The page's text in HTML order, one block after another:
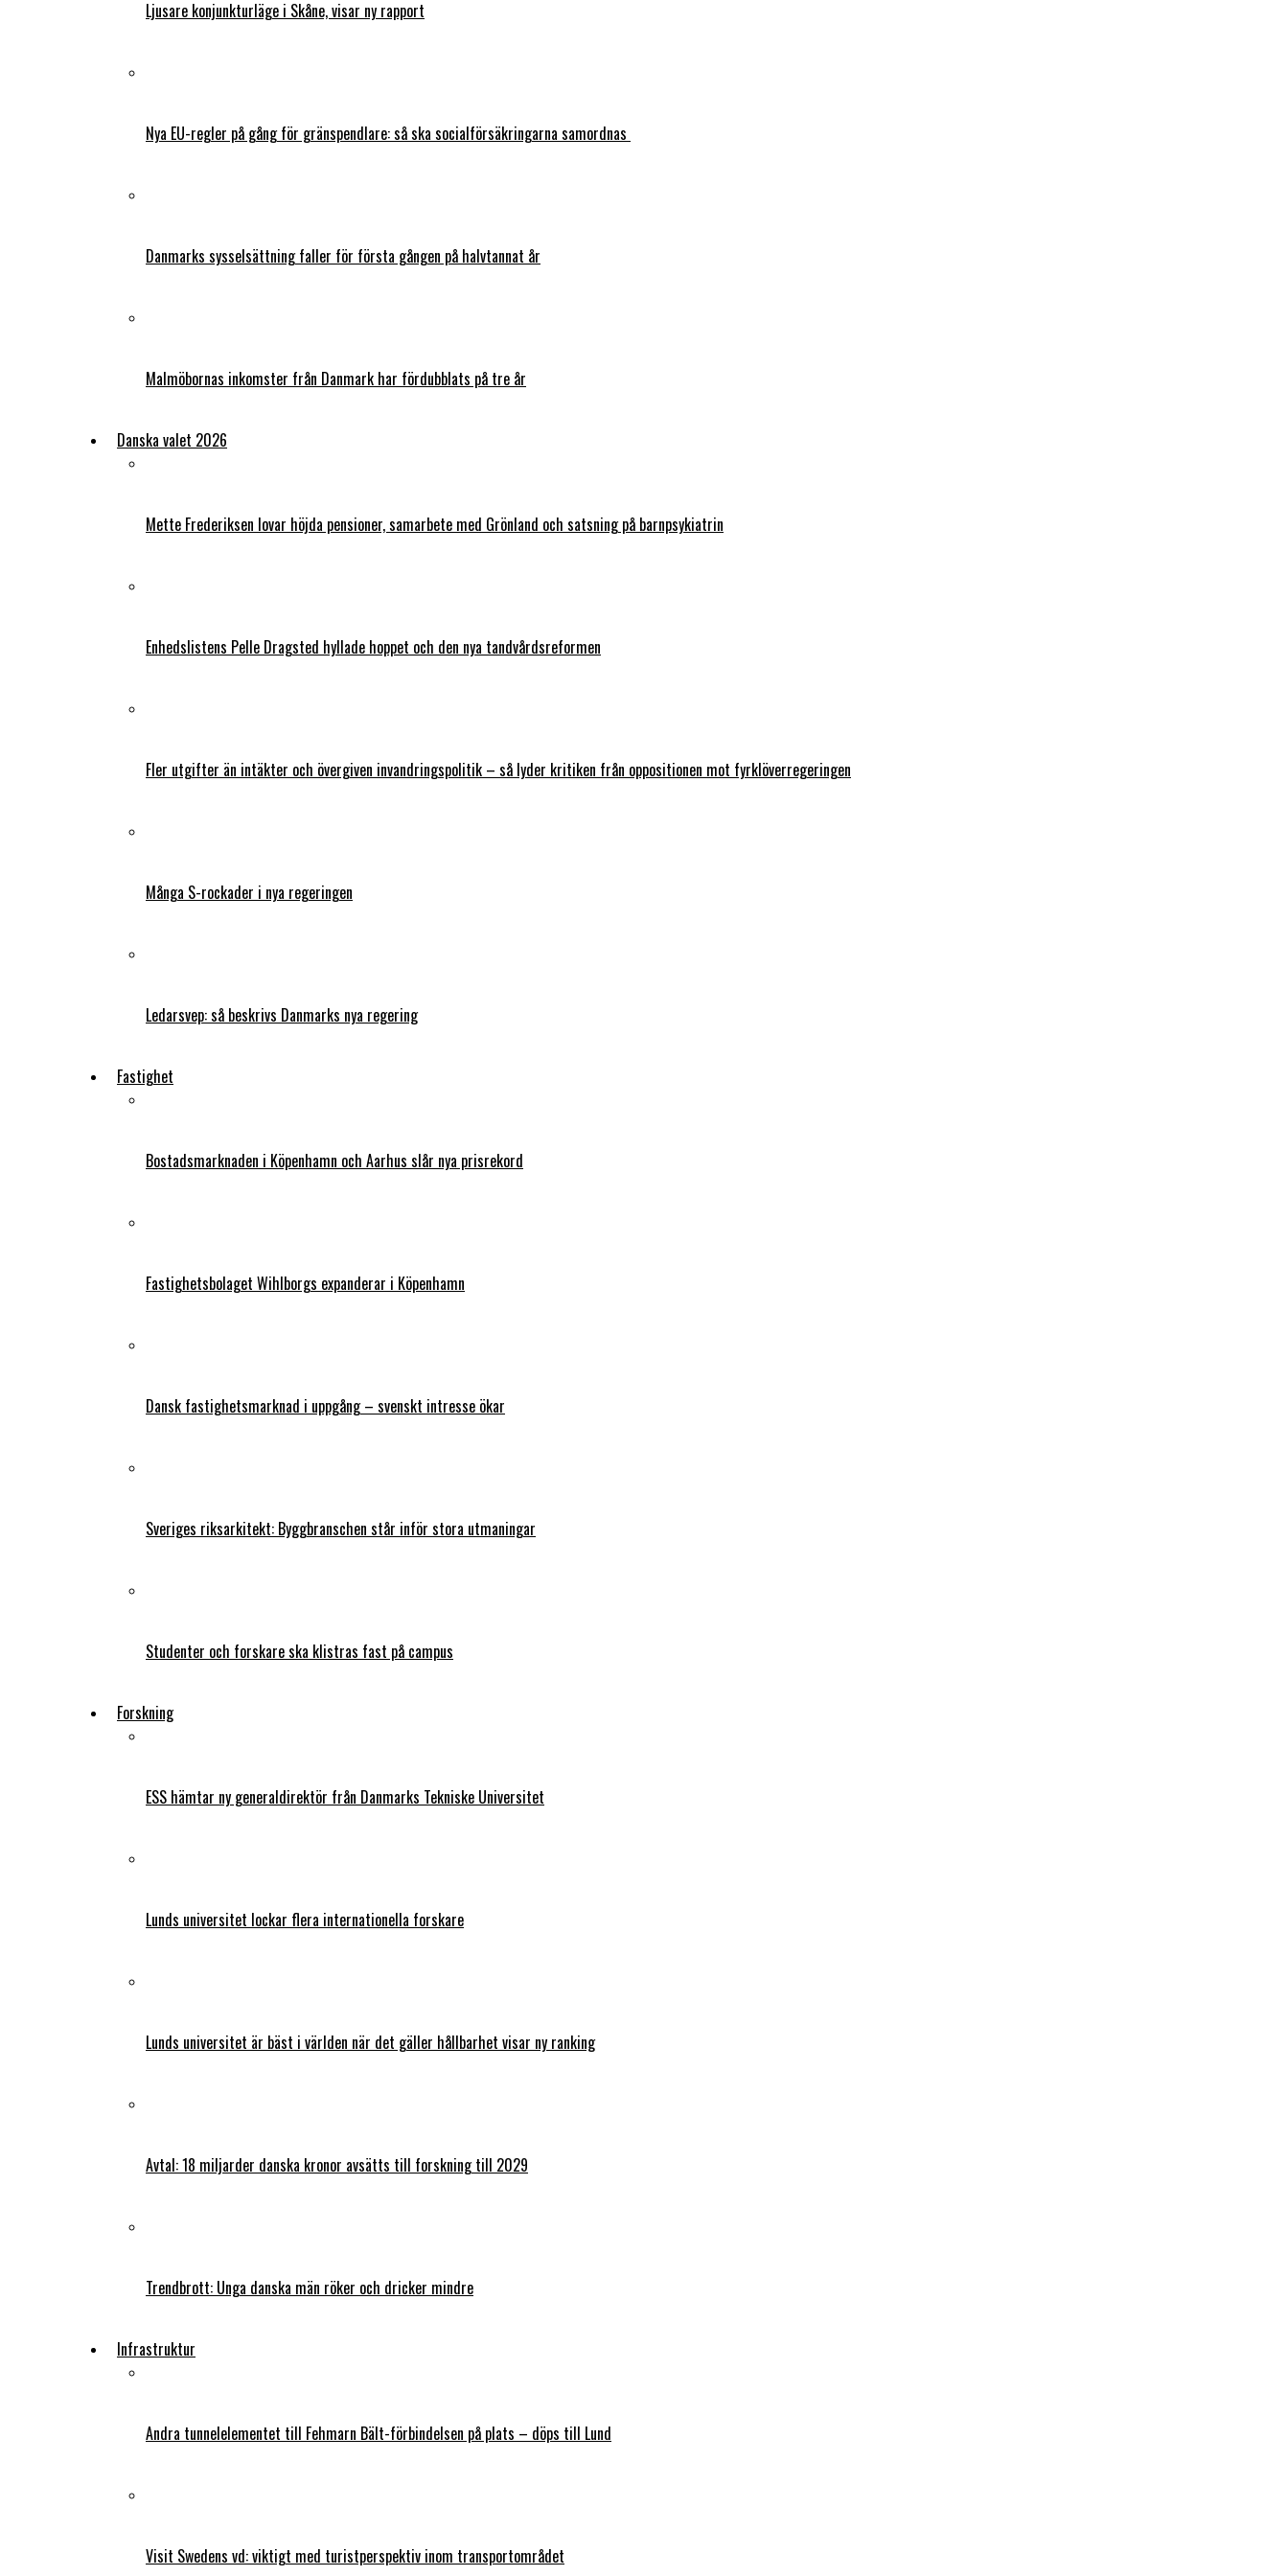
Ljusare konjunkturläge i Skåne, visar ny rapport
Nya EU-regler på gång för gränspendlare: så ska socialförsäkringarna samordnas
Danmarks sysselsättning faller för första gången på halvtannat år
Malmöbornas inkomster från Danmark har fördubblats på tre år
Danska valet 2026
Mette Frederiksen lovar höjda pensioner, samarbete med Grönland och satsning på barnpsykiatrin
Enhedslistens Pelle Dragsted hyllade hoppet och den nya tandvårdsreformen
Fler utgifter än intäkter och övergiven invandringspolitik – så lyder kritiken från oppositionen mot fyrklöverregeringen
Många S-rockader i nya regeringen
Ledarsvep: så beskrivs Danmarks nya regering
Fastighet
Bostadsmarknaden i Köpenhamn och Aarhus slår nya prisrekord
Fastighetsbolaget Wihlborgs expanderar i Köpenhamn
Dansk fastighetsmarknad i uppgång – svenskt intresse ökar
Sveriges riksarkitekt: Byggbranschen står inför stora utmaningar
Studenter och forskare ska klistras fast på campus
Forskning
ESS hämtar ny generaldirektör från Danmarks Tekniske Universitet
Lunds universitet lockar flera internationella forskare
Lunds universitet är bäst i världen när det gäller hållbarhet visar ny ranking
Avtal: 18 miljarder danska kronor avsätts till forskning till 2029
Trendbrott: Unga danska män röker och dricker mindre
Infrastruktur
Andra tunnelelementet till Fehmarn Bält-förbindelsen på plats – döps till Lund
Visit Swedens vd: viktigt med turistperspektiv inom transportområdet